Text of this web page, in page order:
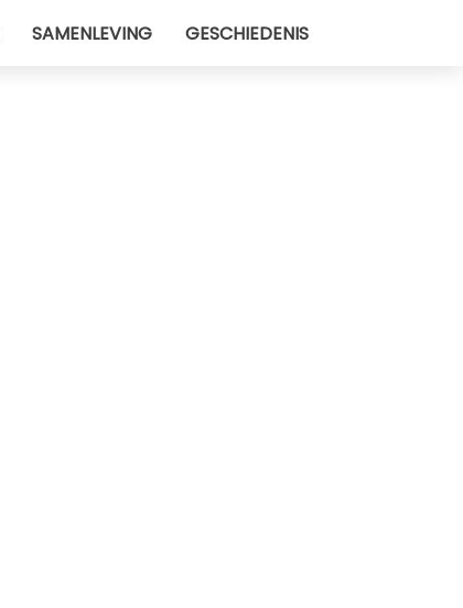
SAMENLEVING GESCHIEDENIS